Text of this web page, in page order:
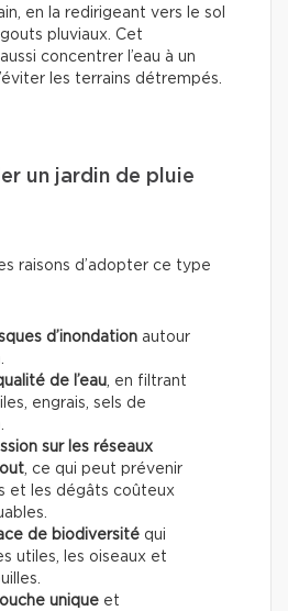
en la redirigeant vers le sol
pluviaux. Cet
concentrer l’eau à un
les terrains détrempés.
un jardin de pluie
raisons d’adopter ce type
d’inondation autour
de l’eau, en filtrant
engrais, sels de
sur les réseaux
, ce qui peut prévenir
et les dégâts coûteux
de biodiversité qui
utiles, les oiseaux et
unique et